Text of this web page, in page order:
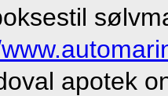
apotek